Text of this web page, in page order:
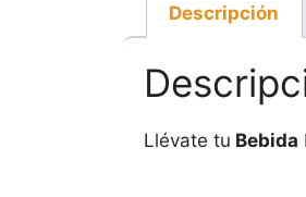
Descripción
Llévate tu Bebida